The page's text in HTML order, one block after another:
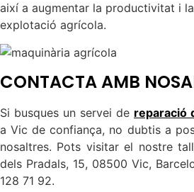
així a augmentar la productivitat i
explotació agrícola.
CONTACTA AMB
Si busques un servei de reparació
a Vic de confiança, no dubtis a
nosaltres. Pots visitar el nostre
dels Pradals, 15, 08500 Vic,
128 71 92.